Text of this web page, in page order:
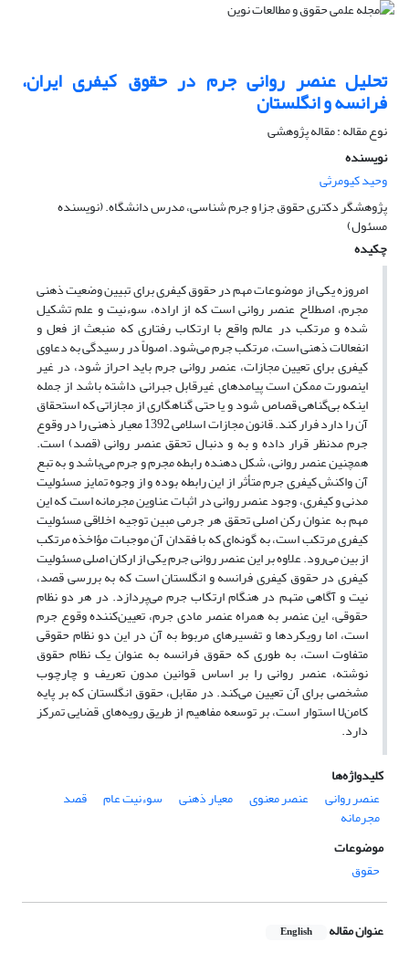
تحلیل عنصر روانی جرم در حقوق کیفری ایران،
فرانسه و انگلستان
نوع مقاله : مقاله پژوهشی
نویسنده
وحید کیومرثی
پژوهشگر دکتری حقوق جزا و جرم شناسی، مدرس دانشگاه. (نویسنده
مسئول)
چکیده
امروزه یکی از موضوعات مهم در حقوق کیفری برای تبیین وضعیت ذهنی
مجرم، اصطلاح عنصر روانی است که از اراده، سوءنیت و علم تشکیل
شده و مرتکب در عالم واقع با ارتکاب رفتاری که منبعث از فعل و
انفعالات ذهنی است، مرتکب جرم می‌شود. اصولاً در رسیدگی به دعاوی
کیفری برای تعیین مجازات، عنصر روانی جرم باید احراز شود، در غیر
اینصورت ممکن است پیامدهای غیرقابل جبرانی داشته باشد از جمله
اینکه بی‌گناهی قصاص شود و یا حتی گناهگاری از مجازاتی که استحقاق
آن را دارد فرار کند. قانون مجازات اسلامی 1392 معیار ذهنی را در وقوع
جرم مدنظر قرار داده و به و دنبال تحقق عنصر روانی (قصد) است.
همچنین عنصر روانی، شکل دهنده رابطه مجرم و جرم می‌باشد و به تبع
آن واکنش کیفری جرم متأثر از این رابطه بوده و از وجوه تمایز مسئولیت
مدنی و کیفری، وجود عنصر روانی در اثبات عناوین مجرمانه است که این
مهم به عنوان رکن اصلی تحقق هر جرمی مبین توجیه اخلاقی مسئولیت
کیفری مرتکب است، به گونه‌ای که با فقدان آن موجبات مؤاخذه مرتکب
از بین می‌رود. علاوه بر این عنصر روانی جرم یکی از ارکان اصلی مسئولیت
کیفری در حقوق کیفری فرانسه و انگلستان است که به بررسی قصد،
نیت و آگاهی متهم در هنگام ارتکاب جرم می‌پردازد. در هر دو نظام
حقوقی، این عنصر به همراه عنصر مادی جرم، تعیین‌کننده وقوع جرم
است، اما رویکردها و تفسیرهای مربوط به آن در این دو نظام حقوقی
متفاوت است، به طوری که حقوق فرانسه به عنوان یک نظام حقوق
نوشته، عنصر روانی را بر اساس قوانین مدون تعریف و چارچوب
مشخصی برای آن تعیین می‌کند. در مقابل، حقوق انگلستان که بر پایه
کامن‌لا استوار است، بر توسعه مفاهیم از طریق رویه‌های قضایی تمرکز
دارد.
کلیدواژه‌ها
عنصر روانی
عنصر معنوی معیار ذهنی سوءنیت عام قصد
مجرمانه
موضوعات
حقوق
عنوان مقاله English